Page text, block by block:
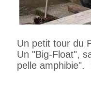
Un petit tour du
Un "Big-Float",
pelle amphibie".